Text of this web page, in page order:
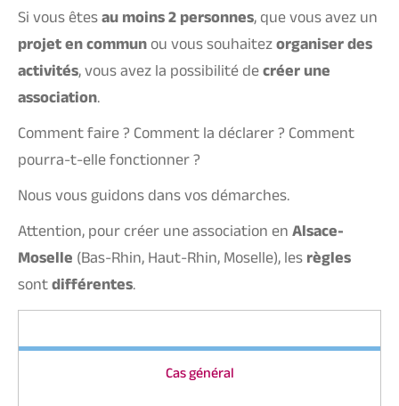
Si vous êtesau moins 2 personnes, que vous avez un
projet en communou vous souhaitezorganiser des
activités, vous avez la possibilité decréer une
association.
Comment faire ? Comment la déclarer ? Comment
pourra-t-elle fonctionner ?
Nous vous guidons dans vos démarches.
Attention, pour créer une association enAlsace-
Moselle(Bas-Rhin, Haut-Rhin, Moselle), lesrègles
sontdifférentes.
Cas général